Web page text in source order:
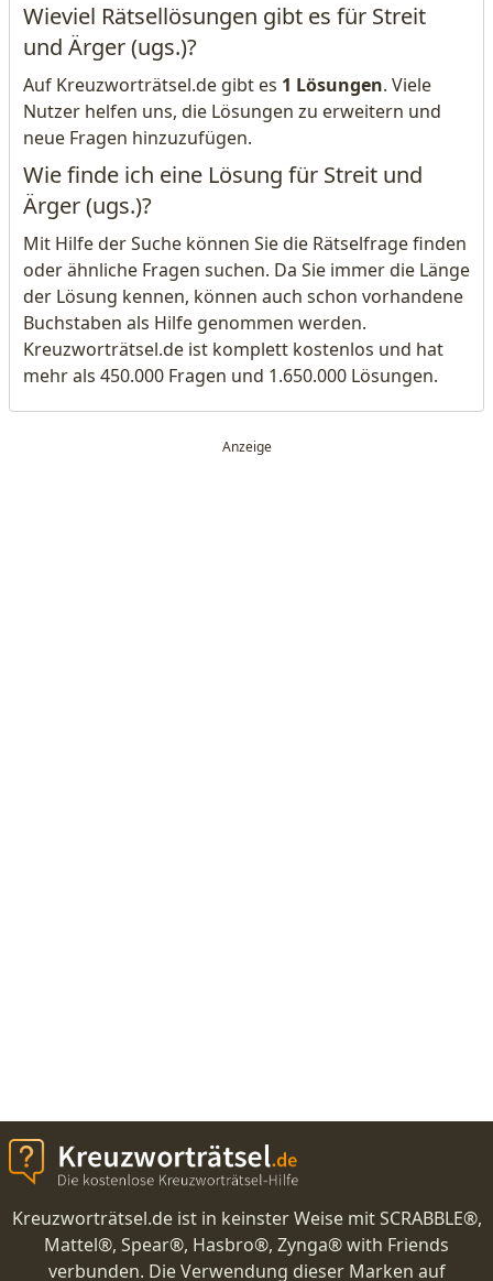
Wieviel Rätsellösungen gibt es für Streit
und Ärger (ugs.)?
Auf Kreuzworträtsel.de gibt es 1 Lösungen. Viele
Nutzer helfen uns, die Lösungen zu erweitern und
neue Fragen hinzuzufügen.
Wie finde ich eine Lösung für Streit und
Ärger (ugs.)?
Mit Hilfe der Suche können Sie die Rätselfrage finden
oder ähnliche Fragen suchen. Da Sie immer die Länge
der Lösung kennen, können auch schon vorhandene
Buchstaben als Hilfe genommen werden.
Kreuzworträtsel.de ist komplett kostenlos und hat
mehr als 450.000 Fragen und 1.650.000 Lösungen.
Kreuzworträtsel.de ist in keinster Weise mit SCRABBLE®,
Mattel®, Spear®, Hasbro®, Zynga® with Friends
verbunden. Die Verwendung dieser Marken auf